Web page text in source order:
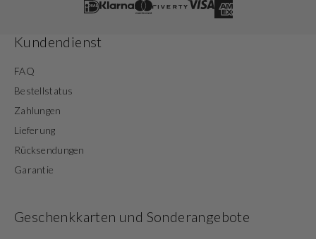
Kundendienst
FAQ
Bestellstatus
Zahlungen
Lieferung
Rücksendungen
Garantie
Geschenkkarten und Sonderangebote